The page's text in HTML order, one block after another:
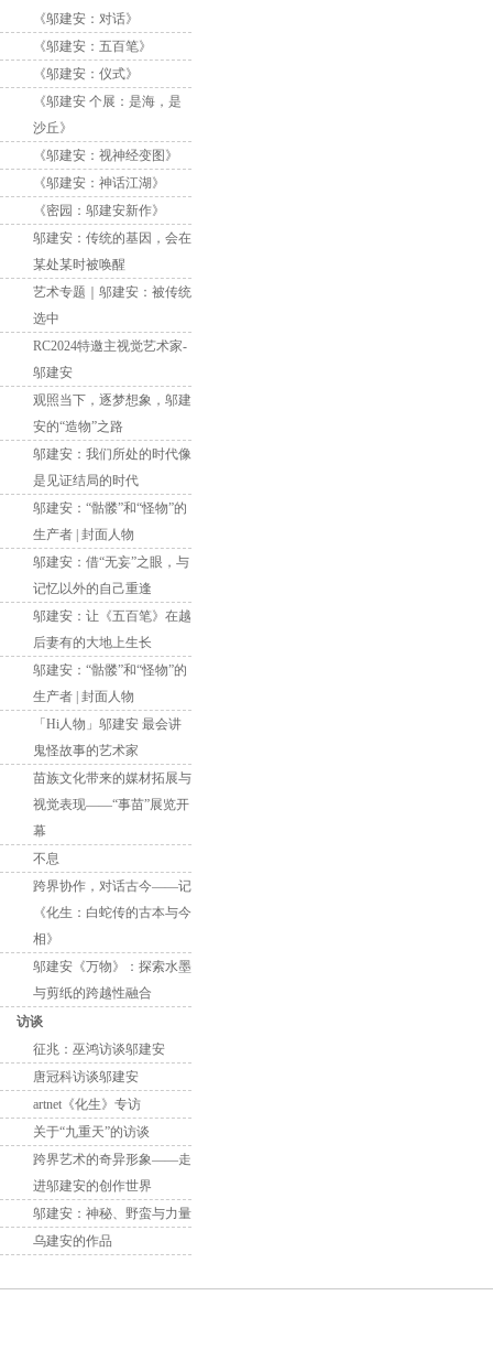
《邬建安：对话》
《邬建安：五百笔》
《邬建安：仪式》
《邬建安 个展：是海，是
沙丘》
《邬建安：视神经变图》
《邬建安：神话江湖》
《密园：邬建安新作》
邬建安：传统的基因，会在
某处某时被唤醒
艺术专题｜邬建安：被传统
选中
RC2024特邀主视觉艺术家-
邬建安
观照当下，逐梦想象，邬建
安的“造物”之路
邬建安：我们所处的时代像
是见证结局的时代
邬建安：“骷髅”和“怪物”的
生产者 | 封面人物
邬建安：借“无妄”之眼，与
记忆以外的自己重逢
邬建安：让《五百笔》在越
后妻有的大地上生长
邬建安：“骷髅”和“怪物”的
生产者 | 封面人物
「Hi人物」邬建安 最会讲
鬼怪故事的艺术家
苗族文化带来的媒材拓展与
视觉表现——“事苗”展览开
幕
不息
跨界协作，对话古今——记
《化生：白蛇传的古本与今
相》
邬建安《万物》：探索水墨
与剪纸的跨越性融合
访谈
征兆：巫鸿访谈邬建安
唐冠科访谈邬建安
artnet《化生》专访
关于“九重天”的访谈
跨界艺术的奇异形象——走
进邬建安的创作世界
邬建安：神秘、野蛮与力量
乌建安的作品